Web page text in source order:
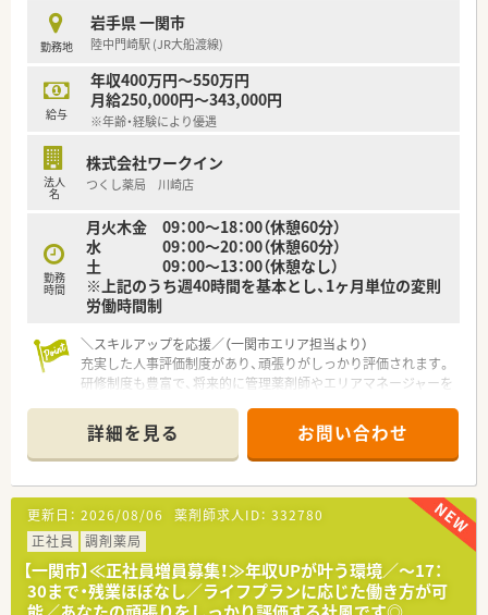
風通しの良い環境の中でモチベーション高く働けます。
【想定されるキャリアイメージ】
■定期的なフィードバック面談を通じてご自身の目標達成状況
を確認し着実にステップアップを図ることができます。
■現場での経験を積んだ後はご希望や適性に応じて管理薬剤師
やエリアマネージャーなどへの挑戦も可能です。
継続的な学習をサポートする体制があり専門性を高められま
す。
勤務地
岩手県 一関市
陸中門崎駅 (JR大船渡線)
給与
年収400万円～550万円
月給250,000円～343,000円
※年齢・経験により優遇
法人
名
株式会社ワークイン
つくし薬局 川崎店
勤務
時間
月火木金 09：00～18：00（休憩60分）
水 09：00～20：00（休憩60分）
土 09：00～13：00（休憩なし）
※上記のうち週40時間を基本とし、1ヶ月単位の変則
労働時間制
＼スキルアップを応援／（一関市エリア担当より）
充実した人事評価制度があり、頑張りがしっかり評価されます。
研修制度も豊富で、将来的に管理薬剤師やエリアマネージャーを
＊------------------------------------------＊
【店舗情報と応需状況について】
■JR大船渡線の陸中門崎駅から車で10分ほどの国道284号線沿
いに位置し日差しが入りやすい明るい薬局です。
■近隣医療機関から内科や小児科や消化器科などの処方箋を1日
あたり約80枚応需し地域医療に貢献しております。
■現在は常勤薬剤師2名と派遣薬剤師1名に加えて医療事務スタ
ッフ2名が在籍しており手厚い人員配置体制です。
詳細を見る お問い合わせ
更新日： 2026/08/06 薬剤師求人ID： 332780
正社員
調剤薬局
【一関市】≪正社員増員募集！≫年収UPが叶う環境／～17：
30まで・残業ほぼなし／ライフプランに応じた働き方が可